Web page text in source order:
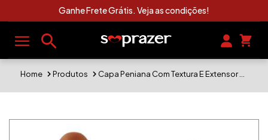
Clique Aqui e Veja As Novidades Sexshop
Home Produtos